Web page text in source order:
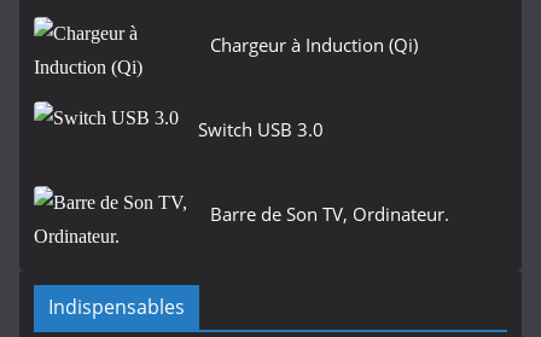
Chargeur à Induction (Qi)
Switch USB 3.0
Barre de Son TV, Ordinateur.
Indispensables